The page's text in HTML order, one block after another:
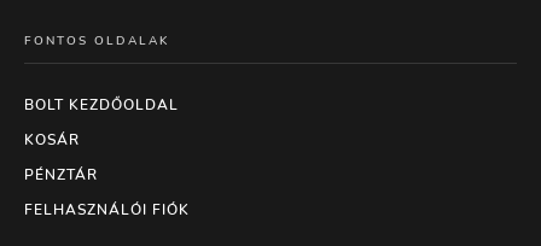
FONTOS OLDALAK
BOLT KEZDŐOLDAL
KOSÁR
PÉNZTÁR
FELHASZNÁLÓI FIÓK